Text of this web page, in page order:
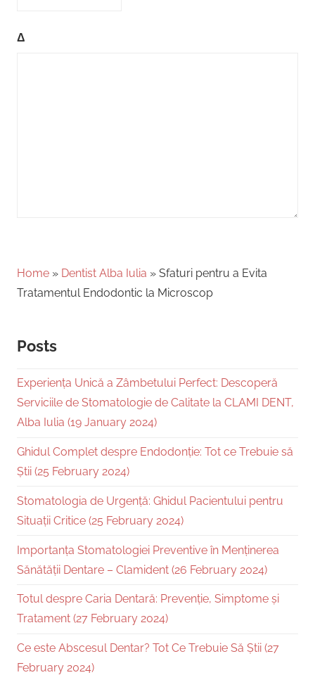
Δ
Home » Dentist Alba Iulia » Sfaturi pentru a Evita
Tratamentul Endodontic la Microscop
Posts
Experiența Unică a Zâmbetului Perfect: Descoperă
Serviciile de Stomatologie de Calitate la CLAMI DENT,
Alba Iulia (19 January 2024)
Ghidul Complet despre Endodonție: Tot ce Trebuie să
Știi (25 February 2024)
Stomatologia de Urgență: Ghidul Pacientului pentru
Situații Critice (25 February 2024)
Importanța Stomatologiei Preventive în Menținerea
Sănătății Dentare – Clamident (26 February 2024)
Totul despre Caria Dentară: Prevenție, Simptome și
Tratament (27 February 2024)
Ce este Abscesul Dentar? Tot Ce Trebuie Să Știi (27
February 2024)